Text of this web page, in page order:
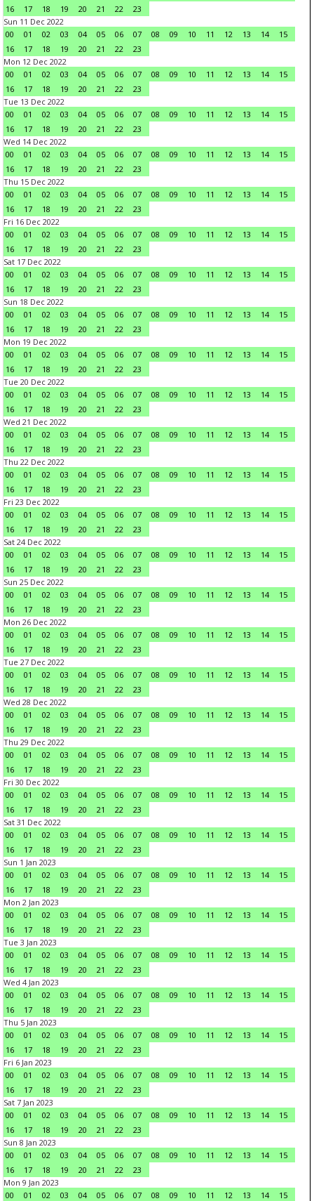
16
17 18 19 20 21 22
23
Sun 11 Dec 2022
00
01 02 03 04 05 06 07 08 09 10 11 12 13 14
15
16
17 18 19 20 21 22
23
Mon 12 Dec 2022
00
01 02 03 04 05 06 07 08 09 10 11 12 13 14
15
16
17 18 19 20 21 22
23
Tue 13 Dec 2022
00
01 02 03 04 05 06 07 08 09 10 11 12 13 14
15
16
17 18 19 20 21 22
23
Wed 14 Dec 2022
00
01 02 03 04 05 06 07 08 09 10 11 12 13 14
15
16
17 18 19 20 21 22
23
Thu 15 Dec 2022
00
01 02 03 04 05 06 07 08 09 10 11 12 13 14
15
16
17 18 19 20 21 22
23
Fri 16 Dec 2022
00
01 02 03 04 05 06 07 08 09 10 11 12 13 14
15
16
17 18 19 20 21 22
23
Sat 17 Dec 2022
00
01 02 03 04 05 06 07 08 09 10 11 12 13 14
15
16
17 18 19 20 21 22
23
Sun 18 Dec 2022
00
01 02 03 04 05 06 07 08 09 10 11 12 13 14
15
16
17 18 19 20 21 22
23
Mon 19 Dec 2022
00
01 02 03 04 05 06 07 08 09 10 11 12 13 14
15
16
17 18 19 20 21 22
23
Tue 20 Dec 2022
00
01 02 03 04 05 06 07 08 09 10 11 12 13 14
15
16
17 18 19 20 21 22
23
Wed 21 Dec 2022
00
01 02 03 04 05 06 07 08 09 10 11 12 13 14
15
16
17 18 19 20 21 22
23
Thu 22 Dec 2022
00
01 02 03 04 05 06 07 08 09 10 11 12 13 14
15
16
17 18 19 20 21 22
23
Fri 23 Dec 2022
00
01 02 03 04 05 06 07 08 09 10 11 12 13 14
15
16
17 18 19 20 21 22
23
Sat 24 Dec 2022
00
01 02 03 04 05 06 07 08 09 10 11 12 13 14
15
16
17 18 19 20 21 22
23
Sun 25 Dec 2022
00
01 02 03 04 05 06 07 08 09 10 11 12 13 14
15
16
17 18 19 20 21 22
23
Mon 26 Dec 2022
00
01 02 03 04 05 06 07 08 09 10 11 12 13 14
15
16
17 18 19 20 21 22
23
Tue 27 Dec 2022
00
01 02 03 04 05 06 07 08 09 10 11 12 13 14
15
16
17 18 19 20 21 22
23
Wed 28 Dec 2022
00
01 02 03 04 05 06 07 08 09 10 11 12 13 14
15
16
17 18 19 20 21 22
23
Thu 29 Dec 2022
00
01 02 03 04 05 06 07 08 09 10 11 12 13 14
15
16
17 18 19 20 21 22
23
Fri 30 Dec 2022
00
01 02 03 04 05 06 07 08 09 10 11 12 13 14
15
16
17 18 19 20 21 22
23
Sat 31 Dec 2022
00
01 02 03 04 05 06 07 08 09 10 11 12 13 14
15
16
17 18 19 20 21 22
23
Sun 1 Jan 2023
00
01 02 03 04 05 06 07 08 09 10 11 12 13 14
15
16
17 18 19 20 21 22
23
Mon 2 Jan 2023
00
01 02 03 04 05 06 07 08 09 10 11 12 13 14
15
16
17 18 19 20 21 22
23
Tue 3 Jan 2023
00
01 02 03 04 05 06 07 08 09 10 11 12 13 14
15
16
17 18 19 20 21 22
23
Wed 4 Jan 2023
00
01 02 03 04 05 06 07 08 09 10 11 12 13 14
15
16
17 18 19 20 21 22
23
Thu 5 Jan 2023
00
01 02 03 04 05 06 07 08 09 10 11 12 13 14
15
16
17 18 19 20 21 22
23
Fri 6 Jan 2023
00
01 02 03 04 05 06 07 08 09 10 11 12 13 14
15
16
17 18 19 20 21 22
23
Sat 7 Jan 2023
00
01 02 03 04 05 06 07 08 09 10 11 12 13 14
15
16
17 18 19 20 21 22
23
Sun 8 Jan 2023
00
01 02 03 04 05 06 07 08 09 10 11 12 13 14
15
16
17 18 19 20 21 22
23
Mon 9 Jan 2023
00
01 02 03 04 05 06 07 08 09 10 11 12 13 14 15